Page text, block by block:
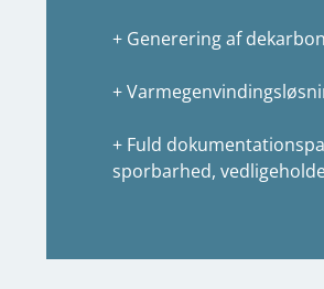
+ Generering af
+
+ Fuld
sporbarhed,